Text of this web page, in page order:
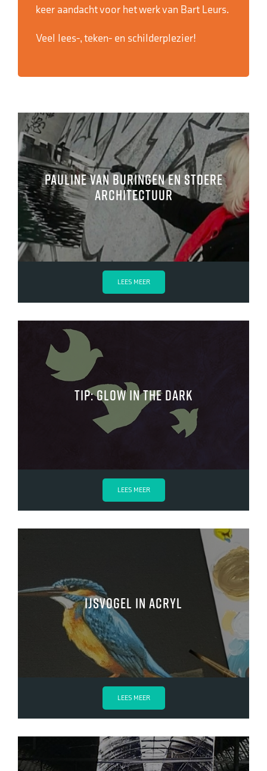
keer aandacht voor het werk van Bart Leurs.
Veel lees-, teken- en schilderplezier!
Pauline van Buringen en stoere
architectuur
LEES MEER
tip: glow in the dark
LEES MEER
ijsvogel in acryl
LEES MEER